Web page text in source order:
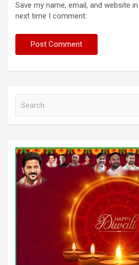
Save my name, email, and website
next time I comment.
h